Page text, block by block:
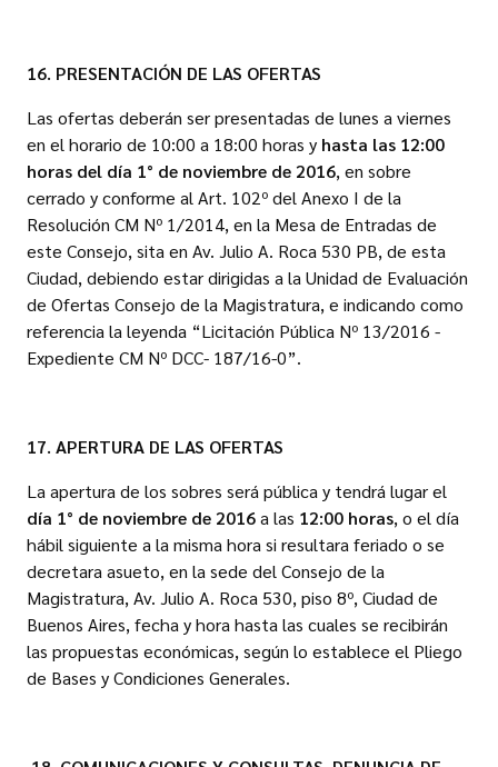
16. PRESENTACIÓN DE LAS OFERTAS
Las ofertas deberán ser presentadas de lunes a viernes
en el horario de 10:00 a 18:00 horas y hasta las 12:00
horas del día 1° de noviembre de 2016, en sobre
cerrado y conforme al Art. 102º del Anexo I de la
Resolución CM Nº 1/2014, en la Mesa de Entradas de
este Consejo, sita en Av. Julio A. Roca 530 PB, de esta
Ciudad, debiendo estar dirigidas a la Unidad de Evaluación
de Ofertas Consejo de la Magistratura, e indicando como
referencia la leyenda “Licitación Pública Nº 13/2016 -
Expediente CM Nº DCC- 187/16-0”.
17. APERTURA DE LAS OFERTAS
La apertura de los sobres será pública y tendrá lugar el
día 1° de noviembre de 2016a las 12:00 horas, o el día
hábil siguiente a la misma hora si resultara feriado o se
decretara asueto, en la sede del Consejo de la
Magistratura, Av. Julio A. Roca 530, piso 8º, Ciudad de
Buenos Aires, fecha y hora hasta las cuales se recibirán
las propuestas económicas, según lo establece el Pliego
de Bases y Condiciones Generales.